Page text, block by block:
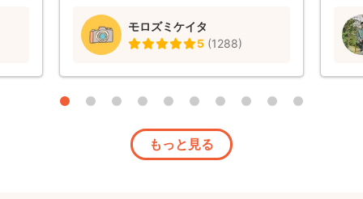
モロズミケイタ
5 (1288)
もっと見る